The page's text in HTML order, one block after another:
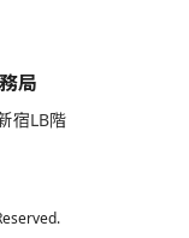
局
宿LB階